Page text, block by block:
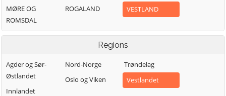
Etne
Osterøy
Øygarden
MØRE OG
ROMSDAL
ROGALAND VESTLAND
Regions
Agder og Sør-
Østlandet
Innlandet
Nord-Norge
Oslo og Viken
Trøndelag
Vestlandet